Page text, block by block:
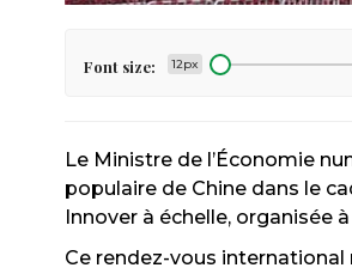
Font size: 12px
Le Ministre de l’Économie
populaire de Chine dans le
Innover à échelle, organisée
Ce rendez-vous